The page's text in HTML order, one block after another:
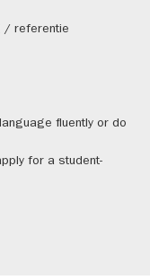
/ referentie
fluently or do
for a student-